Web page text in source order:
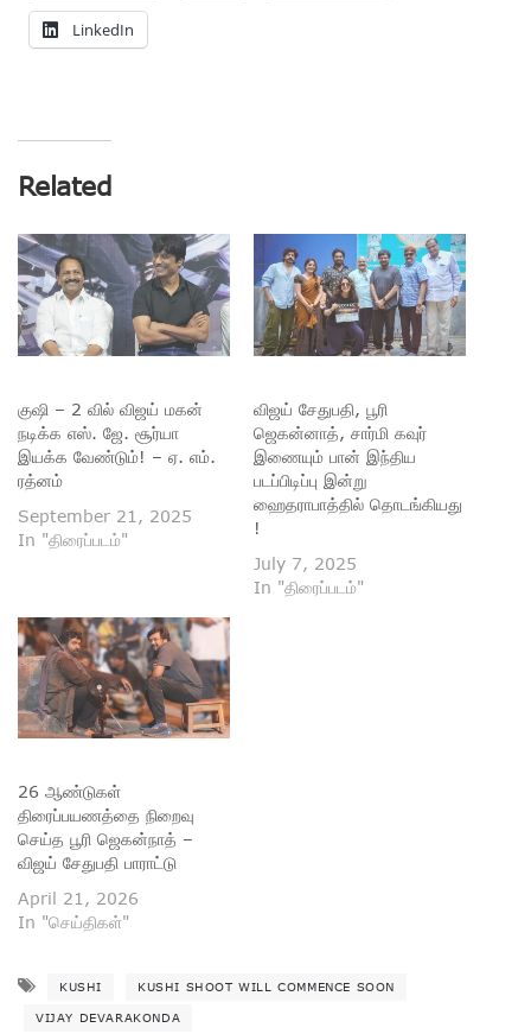
LinkedIn
Related
குஷி – 2 வில் விஜய் மகன்
நடிக்க எஸ். ஜே. சூர்யா
இயக்க வேண்டும்! – ஏ. எம்.
ரத்னம்
September 21, 2025
In "திரைப்படம்"
விஜய் சேதுபதி, பூரி
ஜெகன்னாத், சார்மி கவுர்
இணையும் பான் இந்திய
படப்பிடிப்பு இன்று
ஹைதராபாத்தில் தொடங்கியது
!
July 7, 2025
In "திரைப்படம்"
26 ஆண்டுகள்
திரைப்பயணத்தை நிறைவு
செய்த பூரி ஜெகன்நாத் –
விஜய் சேதுபதி பாராட்டு
April 21, 2026
In "செய்திகள்"
KUSHI KUSHI SHOOT WILL COMMENCE SOON
VIJAY DEVARAKONDA